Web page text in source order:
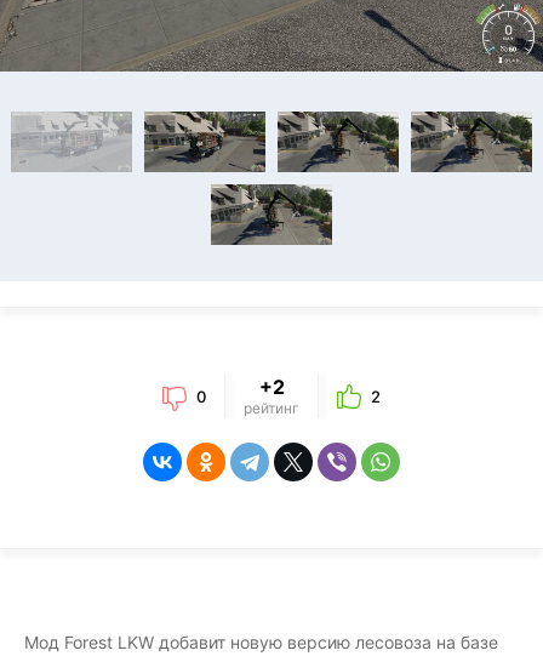
0 +2
рейтинг
2
Мод Forest LKW добавит новую версию лесовоза на базе